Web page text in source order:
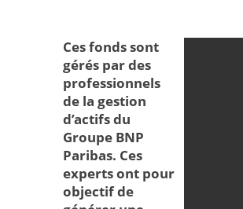
Ces fonds sont
gérés par des
professionnels
de la gestion
d’actifs du
Groupe BNP
Paribas. Ces
experts ont pour
objectif de